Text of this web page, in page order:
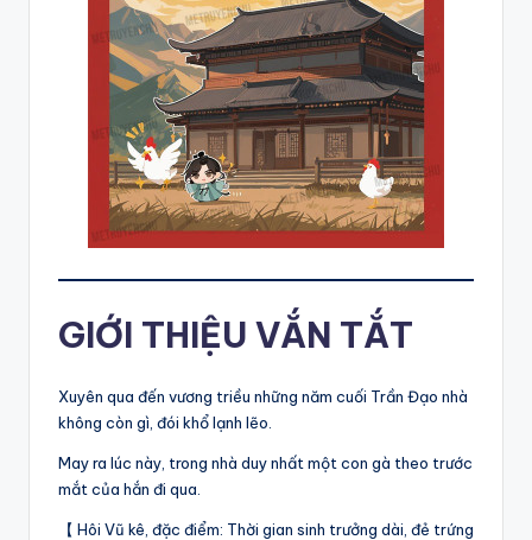
GIỚI THIỆU VẮN TẮT
Xuyên qua đến vương triều những năm cuối Trần Đạo nhà
không còn gì, đói khổ lạnh lẽo.
May ra lúc này, trong nhà duy nhất một con gà theo trước
mắt của hắn đi qua.
【 Hôi Vũ kê, đặc điểm: Thời gian sinh trưởng dài, đẻ trứng